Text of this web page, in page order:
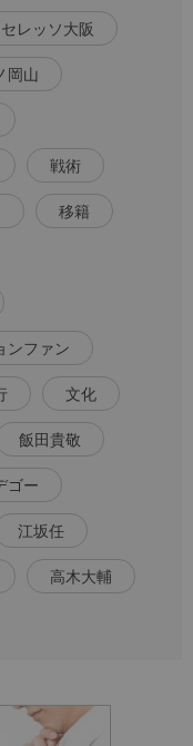
セレッソ大阪
岡山
戦術
移籍
ンファン
文化
飯田貴敬
ゴー
江坂任
高木大輔